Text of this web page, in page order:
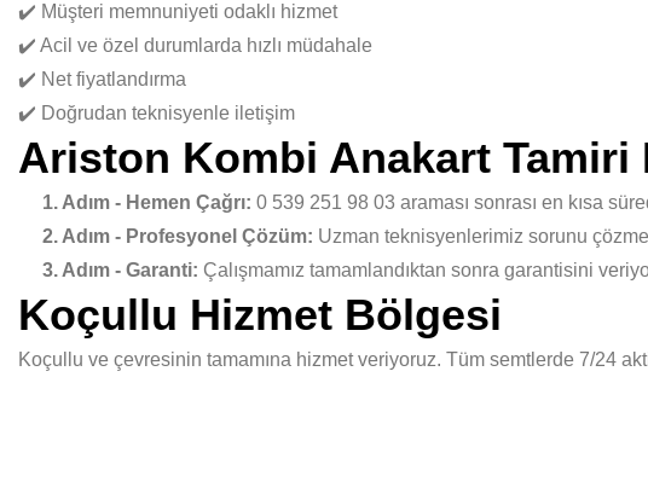
✔️ Müşteri memnuniyeti odaklı hizmet
✔️ Acil ve özel durumlarda hızlı müdahale
✔️ Net fiyatlandırma
✔️ Doğrudan teknisyenle iletişim
Ariston Kombi Anakart Tamiri
1. Adım - Hemen Çağrı: 0 539 251 98 03 araması sonrası en kısa
2. Adım - Profesyonel Çözüm: Uzman teknisyenlerimiz sorunu
3. Adım - Garanti: Çalışmamız tamamlandıktan sonra garantisini
Koçullu Hizmet Bölgesi
Koçullu ve çevresinin tamamına hizmet veriyoruz. Tüm semtlerde 7/24